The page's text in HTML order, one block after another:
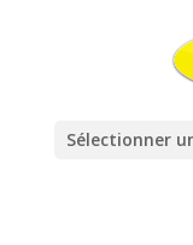
Sélectionner